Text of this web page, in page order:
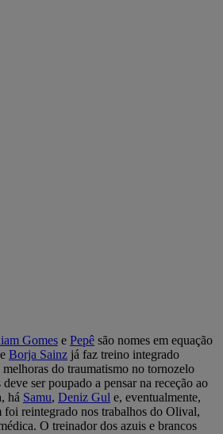
Gomes e Pepê são nomes em equação
Borja Sainz já faz treino integrado
do traumatismo no tornozelo
ser poupado a pensar na receção ao
há Samu, Deniz Gul e, eventualmente,
foi reintegrado nos trabalhos do Olival,
O treinador dos azuis e brancos